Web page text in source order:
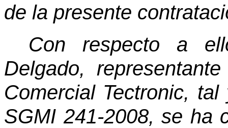
de la presente
Con respecto a
Delgado,
Comercial Tectronic,
SGMI 241-2008, se ha